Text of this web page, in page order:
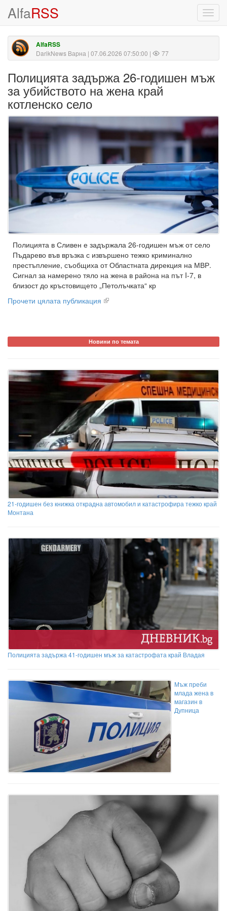
AlfaRSS
AlfaRSS
DarikNews Варна | 07.06.2026 07:50:00 | 77
Полицията задържа 26-годишен мъж
за убийството на жена край
котленско село
Полицията в Сливен е задържала 26-годишен мъж от село
Пъдарево във връзка с извършено тежко криминално
престъпление, съобщиха от Областната дирекция на МВР.
Сигнал за намерено тяло на жена в района на път I-7, в
близост до кръстовището „Петолъчката“ кр
Прочети цялата публикация
Новини по темата
21-годишен без книжка открадна автомобил и катастрофира тежко край
Монтана
Полицията задържа 41-годишен мъж за катастрофата край Владая
Мъж преби
млада жена в
магазин в
Дупница